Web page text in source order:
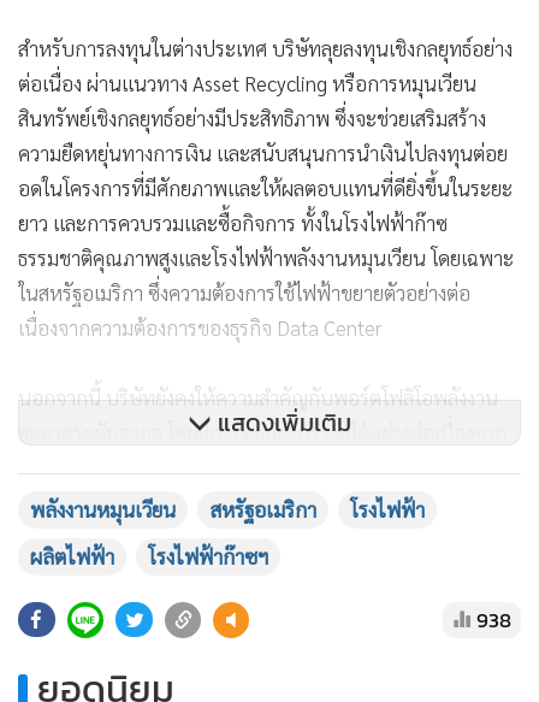
การเติบโตตามอุตสาหกรรม Semiconductor (เกาหลีใต้) : โรง
ไฟฟ้า Paju ES มียอดขายไฟฟ้าเพิ่มขึ้นต่อเนื่องเพื่อรองรับภาค
การผลิตสำคัญ
การบริหารต้นทุนที่มีประสิทธิภาพ (ประเทศไทย) : โรงไฟฟ้า
BLCP มีผลการดำเนินงานเพิ่มขึ้นอย่างมีนัยสำคัญเนื่องจาก
ต้นทุนเชื้อเพลิงที่ลดลง
นายธวัชชัยกล่าวว่า เป้าหมายการดำเนินธุรกิจของ EGCO จะยัง
คงมุ่งบริหารพอร์ตโฟลิโอเชิงรุก แสวงหาโอกาสการลงทุนใน
เนื่องและมั่นคง ในระยะยาว สำหรับการลงทุนในประเทศ มีโครง
พลังงานสะอาดในประเทศของโครงการ RE Big Lot รอบที่ 2 : มี
แสดงเพิ่มเติม
พลังงานหมุนเวียน สหรัฐอเมริกา